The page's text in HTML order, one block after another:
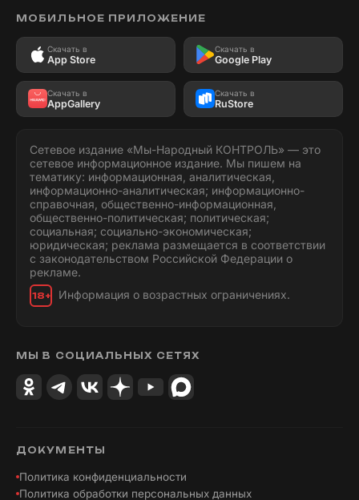
МОБИЛЬНОЕ ПРИЛОЖЕНИЕ
Скачать в
App Store
Скачать в
Google Play
Скачать в
AppGallery
Скачать в
RuStore
Сетевое издание «Мы-Народный КОНТРОЛЬ» — это
сетевое информационное издание. Мы пишем на
тематику: информационная, аналитическая,
информационно-аналитическая; информационно-
справочная, общественно-информационная,
общественно-политическая; политическая;
социальная; социально-экономическая;
юридическая; реклама размещается в соответствии
с законодательством Российской Федерации о
рекламе.
18+ Информация о возрастных ограничениях.
МЫ В СОЦИАЛЬНЫХ СЕТЯХ
ДОКУМЕНТЫ
Политика конфиденциальности
Политика обработки персональных данных